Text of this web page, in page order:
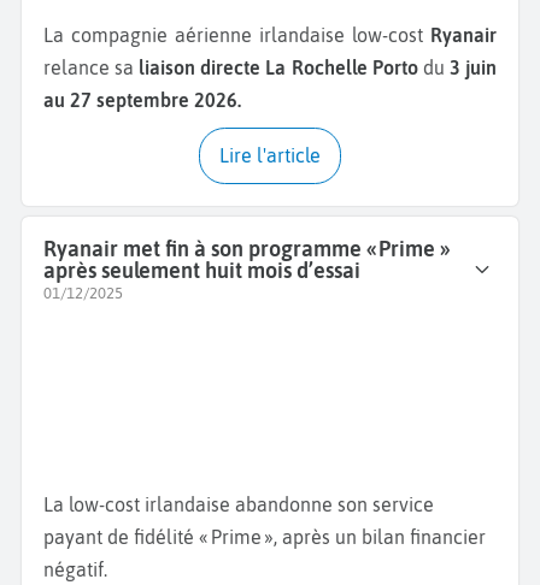
La compagnie aérienne irlandaise low-cost Ryanair
relance sa liaison directe La Rochelle Portodu 3 juin
au 27 septembre 2026.
Lire l'article
Ryanair met fin à son programme « Prime »
après seulement huit mois d’essai
01/12/2025
La low-cost irlandaise abandonne son service
payant de fidélité « Prime », après un bilan financier
négatif.